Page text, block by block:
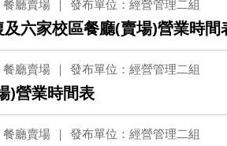
廳賣場 發布單位：經營管理二組
六家校區餐廳(賣場)營業時間
廳賣場 發布單位：經營管理二組
)營業時間表
廳賣場 發布單位：經營管理二組